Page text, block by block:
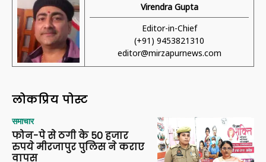
Virendra Gupta
Editor-in-Chief
(+91) 9453821310
editor@mirzapurnews.com
लोकप्रिय पोस्ट
समाचार
फोन-पे से ठगी के 50 हजार
रुपये मीरजापुर पुलिस ने कराए
वापस